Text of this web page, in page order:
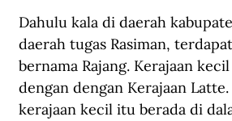
Dahulu kala di daerah
daerah tugas Rasiman,
bernama Rajang. Kerajaan
dengan dengan Kerajaan
kerajaan kecil itu berada di